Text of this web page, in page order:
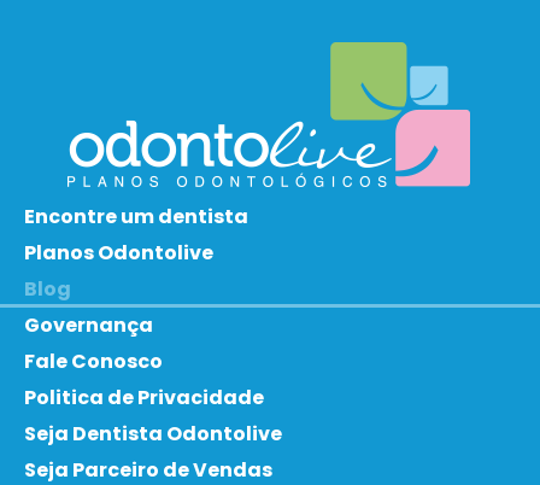
Encontre um dentista
Planos Odontolive
Blog
Governança
Fale Conosco
Politica de Privacidade
Seja Dentista Odontolive
Seja Parceiro de Vendas